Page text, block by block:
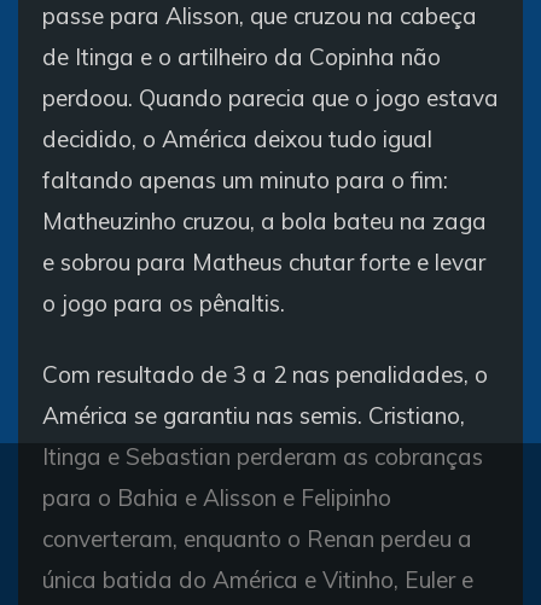
passe para Alisson, que cruzou na cabeça
de Itinga e o artilheiro da Copinha não
perdoou. Quando parecia que o jogo estava
decidido, o América deixou tudo igual
faltando apenas um minuto para o fim:
Matheuzinho cruzou, a bola bateu na zaga
e sobrou para Matheus chutar forte e levar
o jogo para os pênaltis.
Com resultado de 3 a 2 nas penalidades, o
América se garantiu nas semis. Cristiano,
Itinga e Sebastian perderam as cobranças
para o Bahia e Alisson e Felipinho
converteram, enquanto o Renan perdeu a
única batida do América e Vitinho, Euler e